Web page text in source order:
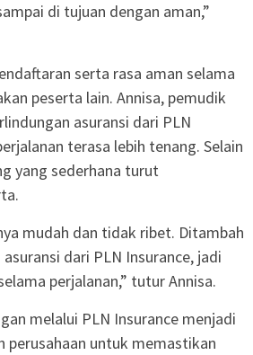
di tujuan dengan aman,”
serta rasa aman selama
peserta lain. Annisa, pemudik
asuransi dari PLN
terasa lebih tenang. Selain
yang sederhana turut
mudah dan tidak ribet. Ditambah
dari PLN Insurance, jadi
perjalanan,” tutur Annisa.
melalui PLN Insurance menjadi
perusahaan untuk memastikan